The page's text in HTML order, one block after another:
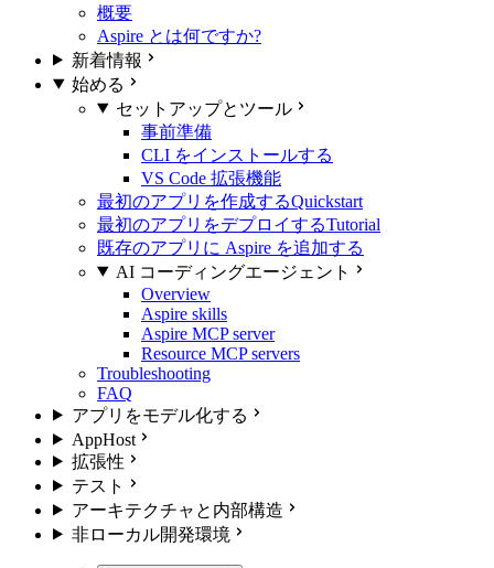
概要
Aspire とは何ですか?
新着情報
始める
セットアップとツール
事前準備
CLI をインストールする
VS Code 拡張機能
最初のアプリを作成するQuickstart
最初のアプリをデプロイするTutorial
既存のアプリに Aspire を追加する
AI コーディングエージェント
Overview
Aspire skills
Aspire MCP server
Resource MCP servers
Troubleshooting
FAQ
アプリをモデル化する
AppHost
拡張性
テスト
アーキテクチャと内部構造
非ローカル開発環境